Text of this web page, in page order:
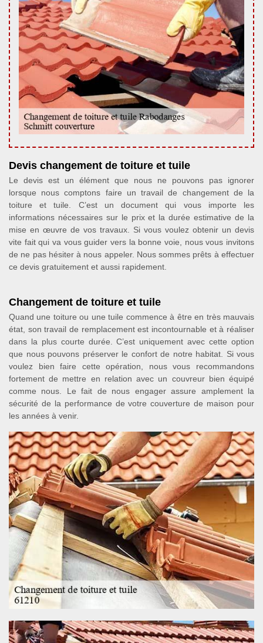
Devis changement de toiture et tuile
Le devis est un élément que nous ne pouvons pas ignorer
lorsque nous comptons faire un travail de changement de la
toiture et tuile. C’est un document qui vous importe les
informations nécessaires sur le prix et la durée estimative de la
mise en œuvre de vos travaux. Si vous voulez obtenir un devis
vite fait qui va vous guider vers la bonne voie, nous vous invitons
de ne pas hésiter à nous appeler. Nous sommes prêts à effectuer
ce devis gratuitement et aussi rapidement.
Changement de toiture et tuile
Quand une toiture ou une tuile commence à être en très mauvais
état, son travail de remplacement est incontournable et à réaliser
dans la plus courte durée. C’est uniquement avec cette option
que nous pouvons préserver le confort de notre habitat. Si vous
voulez bien faire cette opération, nous vous recommandons
fortement de mettre en relation avec un couvreur bien équipé
comme nous. Le fait de nous engager assure amplement la
sécurité de la performance de votre couverture de maison pour
les années à venir.